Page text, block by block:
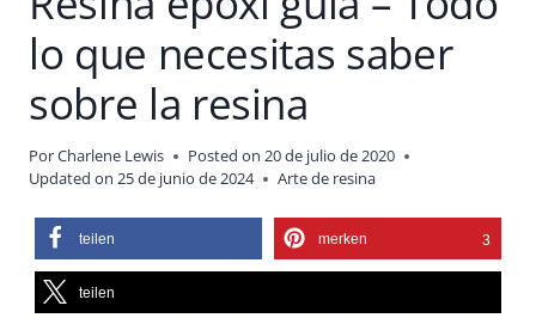
lo que necesitas saber
sobre la resina
PorCharlene Lewis Posted on 20 de julio de 2020
Updated on 25 de junio de 2024 Arte de resina
teilen merken 3
teilen